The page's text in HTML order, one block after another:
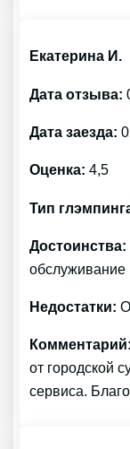
Екатерина И.
Дата отзыва:
Дата заезда:
Оценка: 4,5
Тип
Достоинства:
обслуживание
Недостатки:
Комментарий:
от городской
сервиса.